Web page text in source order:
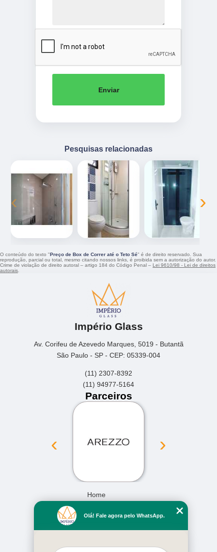
Enviar
Pesquisas relacionadas
‹ ›
O conteúdo do texto "Preço de Box de Correr até o Teto Sé" é de direito reservado. Sua
reprodução, parcial ou total, mesmo citando nossos links, é proibida sem a autorização do autor.
Crime de violação de direito autoral – artigo 184 do Código Penal – Lei 9610/98 - Lei de direitos
autorais
Império Glass
Av. Corifeu de Azevedo Marques, 5019 - Butantã
São Paulo - SP - CEP: 05339-004
(11) 2307-8392
(11) 94977-5164
Parceiros
‹ ›
Home
Missão
Olá! Fale agora pelo WhatsApp.